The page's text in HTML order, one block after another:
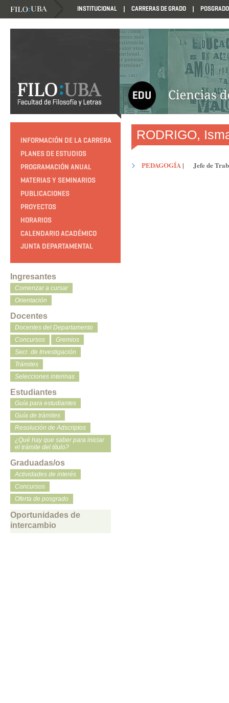
INSTITUCIONAL CARRERAS DE GRADO POSGRADO
HTTP://EDUCACION.FILO.UBA.AR/PROGRAMACION1985
INFORMACIÓN DE LA CARRERA
PLANES DE ESTUDIOS
PROGRAMACIÓN ANUAL
MATERIAS Y SEMINARIOS
PUBLICACIONES
PROYECTOS
HORARIOS
CALENDARIO ACADÉMICO
JUNTA DEPARTAMENTAL
Ingresantes
Comenzar a cursar
Orientación
Docentes
Docentes del Departamento
Concursos
Gremios
Secr. de Investigación
Trámites
Selecciones interinas
Estudiantes
Guía para estudiantes
Guía de trámites
Resolución de Adscriptos
¿Qué hay que saber para iniciar
el trámite del título?
Graduadas/os
Actividades de interés
Concursos
Oferta de posgrado
Oportunidades de
intercambio
RODRIGO,
PEDAGOGÍA| Jefe de